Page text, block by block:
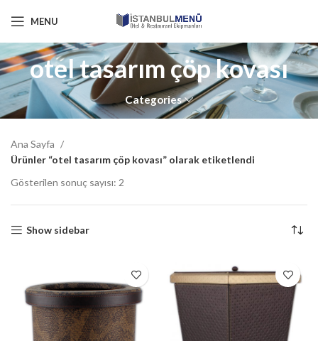
MENU
otel tasarım çöp kovası
Categories
Ana Sayfa
Ürünler “otel tasarım çöp kovası” olarak etiketlendi
Gösterilen sonuç sayısı: 2
Show sidebar